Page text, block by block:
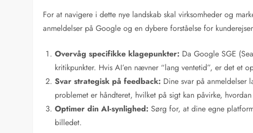
For at navigere i dette nye landskab skal virksomheder og
anmeldelser på Google og en dybere forståelse for
Overvåg specifikke klagepunkter: Da Google SGE
kritikpunkter. Hvis AI’en nævner “lang ventetid”, er det et
Svar strategisk på feedback: Dine svar på anmeldelser
problemet er håndteret, hvilket på sigt kan påvirke,
Optimer din AI-synlighed: Sørg for, at dine egne
billedet.